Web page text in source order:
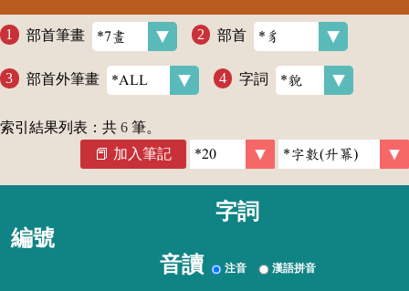
部首筆畫 部首
部首外筆畫 字詞
索引結果列表：共 6 筆。
加入筆記
編號
字詞
音讀 注音 漢語拼音